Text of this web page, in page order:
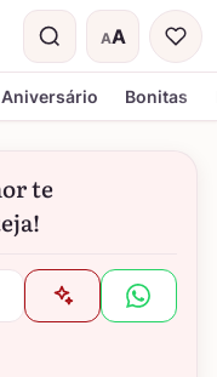
AA
Tamanho do
Aniversário Bonitas
te